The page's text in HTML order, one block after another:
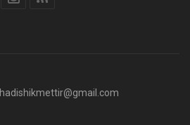
hadishikmettir@gmail.com